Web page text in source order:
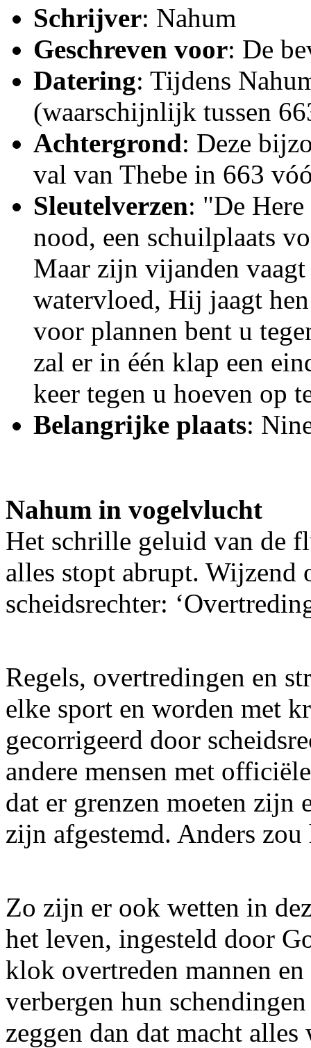
Schrijver: Nahum
Geschreven voor: De
Datering: Tijdens
(waarschijnlijk tussen
Achtergrond: Deze
val van Thebe in 663
Sleutelverzen: "De
nood, een schuilplaats
Maar zijn vijanden
watervloed, Hij jaagt
voor plannen bent u
zal er in één klap een
keer tegen u hoeven op
Belangrijke plaats:
Nahum in vogelvlucht
Het schrille geluid van de
alles stopt abrupt. Wijzend
scheidsrechter:
Regels, overtredingen en
elke sport en worden met
gecorrigeerd door
andere mensen met
dat er grenzen moeten zijn
zijn afgestemd. Anders
Zo zijn er ook wetten in
het leven, ingesteld door
klok overtreden mannen
verbergen hun
zeggen dan dat macht